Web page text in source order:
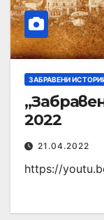
ЗАБРАВЕНИ
2022
21.04.2022
https://